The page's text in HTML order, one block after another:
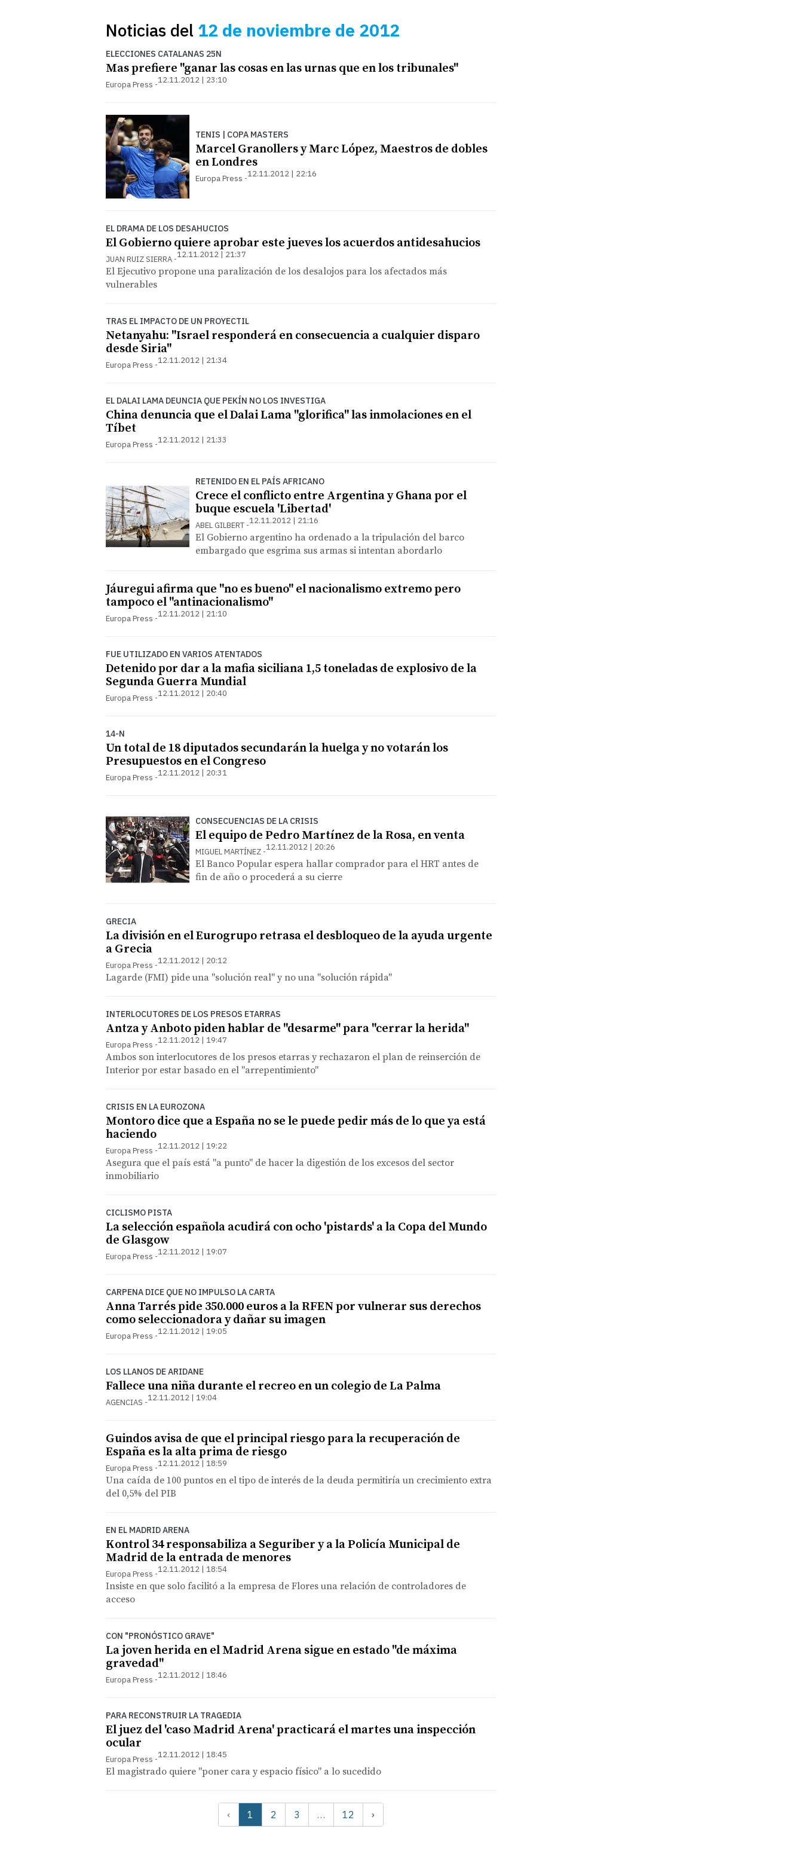
Noticias del 12 de noviembre de 2012
ELECCIONES CATALANAS 25N
Mas prefiere "ganar las cosas en las urnas que en los tribunales"
Europa Press 12.11.2012 | 23:10
TENIS | COPA MASTERS
Marcel Granollers y Marc López, Maestros de dobles
en Londres
Europa Press 12.11.2012 | 22:16
EL DRAMA DE LOS DESAHUCIOS
El Gobierno quiere aprobar este jueves los acuerdos antidesahucios
JUAN RUIZ SIERRA 12.11.2012 | 21:37
El Ejecutivo propone una paralización de los desalojos para los afectados más
vulnerables
TRAS EL IMPACTO DE UN PROYECTIL
Netanyahu: "Israel responderá en consecuencia a cualquier disparo
desde Siria"
Europa Press 12.11.2012 | 21:34
EL DALAI LAMA DEUNCIA QUE PEKÍN NO LOS INVESTIGA
China denuncia que el Dalai Lama "glorifica" las inmolaciones en el
Tíbet
Europa Press 12.11.2012 | 21:33
RETENIDO EN EL PAÍS AFRICANO
Crece el conflicto entre Argentina y Ghana por el
buque escuela 'Libertad'
ABEL GILBERT 12.11.2012 | 21:16
El Gobierno argentino ha ordenado a la tripulación del barco
embargado que esgrima sus armas si intentan abordarlo
Jáuregui afirma que "no es bueno" el nacionalismo extremo pero
tampoco el "antinacionalismo"
Europa Press 12.11.2012 | 21:10
FUE UTILIZADO EN VARIOS ATENTADOS
Detenido por dar a la mafia siciliana 1,5 toneladas de explosivo de la
Segunda Guerra Mundial
Europa Press 12.11.2012 | 20:40
14-N
Un total de 18 diputados secundarán la huelga y no votarán los
Presupuestos en el Congreso
Europa Press 12.11.2012 | 20:31
CONSECUENCIAS DE LA CRISIS
El equipo de Pedro Martínez de la Rosa, en venta
MIGUEL MARTÍNEZ 12.11.2012 | 20:26
El Banco Popular espera hallar comprador para el HRT antes de
fin de año o procederá a su cierre
GRECIA
La división en el Eurogrupo retrasa el desbloqueo de la ayuda urgente
a Grecia
Europa Press 12.11.2012 | 20:12
Lagarde (FMI) pide una "solución real" y no una "solución rápida"
INTERLOCUTORES DE LOS PRESOS ETARRAS
Antza y Anboto piden hablar de "desarme" para "cerrar la herida"
Europa Press 12.11.2012 | 19:47
Ambos son interlocutores de los presos etarras y rechazaron el plan de reinserción de
Interior por estar basado en el "arrepentimiento"
CRISIS EN LA EUROZONA
Montoro dice que a España no se le puede pedir más de lo que ya está
haciendo
Europa Press 12.11.2012 | 19:22
Asegura que el país está "a punto" de hacer la digestión de los excesos del sector
inmobiliario
CICLISMO PISTA
La selección española acudirá con ocho 'pistards' a la Copa del Mundo
de Glasgow
Europa Press 12.11.2012 | 19:07
CARPENA DICE QUE NO IMPULSO LA CARTA
Anna Tarrés pide 350.000 euros a la RFEN por vulnerar sus derechos
como seleccionadora y dañar su imagen
Europa Press 12.11.2012 | 19:05
LOS LLANOS DE ARIDANE
Fallece una niña durante el recreo en un colegio de La Palma
AGENCIAS 12.11.2012 | 19:04
Guindos avisa de que el principal riesgo para la recuperación de
España es la alta prima de riesgo
Europa Press 12.11.2012 | 18:59
Una caída de 100 puntos en el tipo de interés de la deuda permitiría un crecimiento extra
del 0,5% del PIB
EN EL MADRID ARENA
Kontrol 34 responsabiliza a Seguriber y a la Policía Municipal de
Madrid de la entrada de menores
Europa Press 12.11.2012 | 18:54
Insiste en que solo facilitó a la empresa de Flores una relación de controladores de
acceso
CON "PRONÓSTICO GRAVE"
La joven herida en el Madrid Arena sigue en estado "de máxima
gravedad"
Europa Press 12.11.2012 | 18:46
PARA RECONSTRUIR LA TRAGEDIA
El juez del 'caso Madrid Arena' practicará el martes una inspección
ocular
Europa Press 12.11.2012 | 18:45
El magistrado quiere "poner cara y espacio físico" a lo sucedido
‹ 1 2 3 … 12 ›